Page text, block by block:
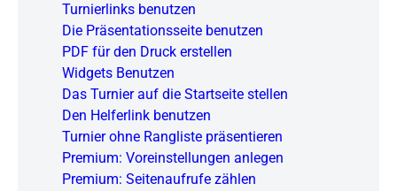
Turnierlinks benutzen
Die Präsentationsseite benutzen
PDF für den Druck erstellen
Widgets Benutzen
Das Turnier auf die Startseite stellen
Den Helferlink benutzen
Turnier ohne Rangliste präsentieren
Premium: Voreinstellungen anlegen
Premium: Seitenaufrufe zählen